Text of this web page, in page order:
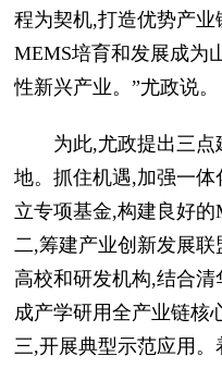
程为契机,打造优势产
MEMS培育和发展成为
性新兴产业。”尤政说。
为此,尤政提出三点
地。抓住机遇,加强一
立专项基金,构建良好
二,筹建产业创新发展联
高校和研发机构,结合
成产学研用全产业链核
三,开展典型示范应用